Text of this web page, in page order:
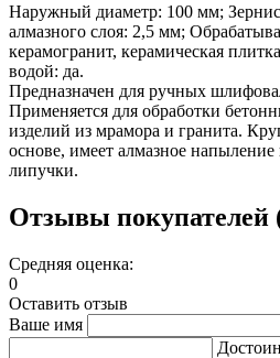
Наружный диаметр: 100 мм;
алмазного слоя: 2,5 мм;
керамогранит, керамическая
водой: да.
Предназначен для ручных
Применяется для обработки
изделий из мрамора и гранита.
основе, имеет алмазное
липучки.
Отзывы покупателей
Средняя оценка:
0
Оставить отзыв
Ваше имя